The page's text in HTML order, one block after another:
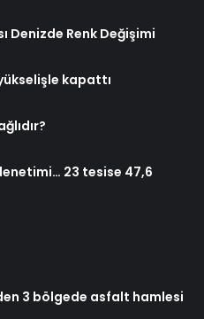
Denizde Renk Değişimi
kapattı
23 tesise 47,6
3 bölgede asfalt hamlesi